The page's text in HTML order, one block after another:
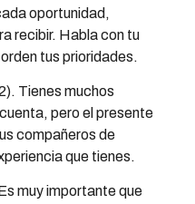
oportunidad,
recibir. Habla con tu
tus prioridades.
Tienes muchos
pero el presente
compañeros de
que tienes.
muy importante que